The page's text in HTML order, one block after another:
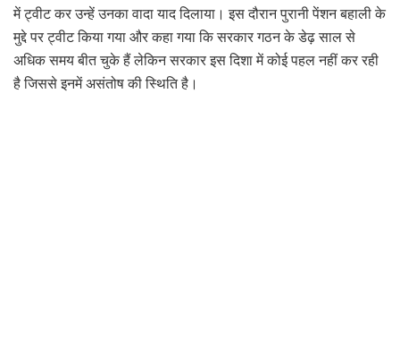
में ट्वीट कर उन्हें उनका वादा याद दिलाया। इस दौरान पुरानी पेंशन बहाली के
मुद्दे पर ट्वीट किया गया और कहा गया कि सरकार गठन के डेढ़ साल से
अधिक समय बीत चुके हैं लेकिन सरकार इस दिशा में कोई पहल नहीं कर रही
है जिससे इनमें असंतोष की स्थिति है।